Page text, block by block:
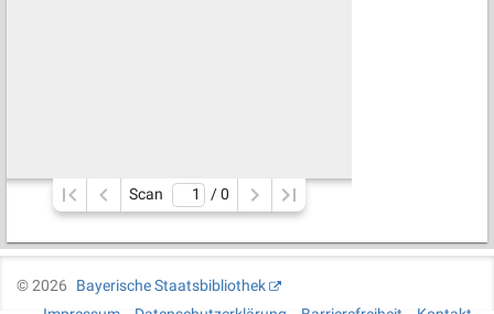
Scan / 0
©2026
Bayerische Staatsbibliothek